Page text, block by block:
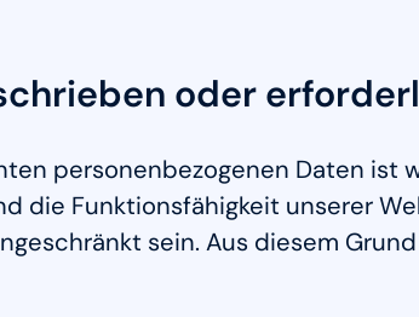
oder
personenbezogenen Daten
die Funktionsfähigkeit unserer
sein. Aus diesem